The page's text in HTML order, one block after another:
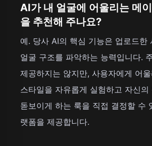
AI가 내 얼굴에 어울리는 메
을 추천해 주나요?
예. 당사 AI의 핵심 기능은 업로드한
얼굴 구조를 파악하는 능력입니다.
제공하지는 않지만, 사용자에게 어
스타일을 자유롭게 실험하고 자신
돋보이게 하는 룩을 직접 결정할 수
랫폼을 제공합니다.